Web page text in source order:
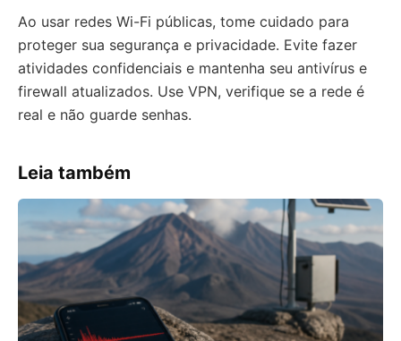
Ao usar redes Wi-Fi públicas, tome cuidado para
proteger sua segurança e privacidade. Evite fazer
atividades confidenciais e mantenha seu antivírus e
firewall atualizados. Use VPN, verifique se a rede é
real e não guarde senhas.
Leia também